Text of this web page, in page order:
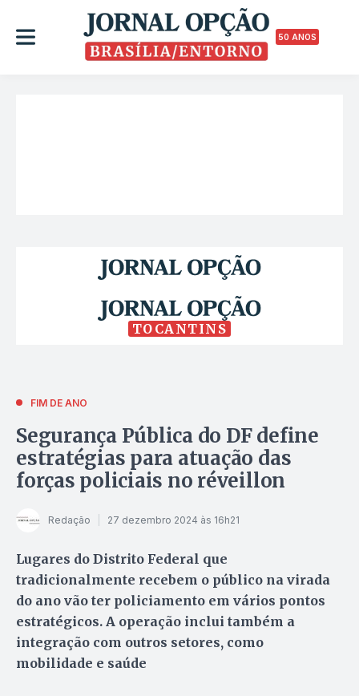
50 ANOS
TOCANTINS
FIM DE ANO
Segurança Pública do DF define
estratégias para atuação das
forças policiais no réveillon
Redação 27 dezembro 2024 às 16h21
Lugares do Distrito Federal que
tradicionalmente recebem o público na virada
do ano vão ter policiamento em vários pontos
estratégicos. A operação inclui também a
integração com outros setores, como
mobilidade e saúde